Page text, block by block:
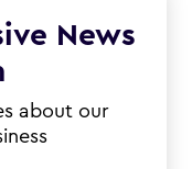
News
about our